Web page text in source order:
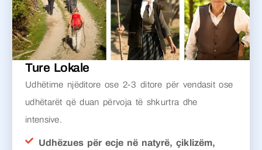
Ture Lokale
Udhëtime njëditore ose 2-3 ditore për vendasit ose
udhëtarët që duan përvoja të shkurtra dhe
intensive.
Udhëzues për ecje në natyrë, çiklizëm,